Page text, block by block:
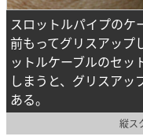
スロットルパイプのケ
前もってグリスアップ
ットルケーブルのセッ
しまうと、グリスアッ
ある。
縦ス